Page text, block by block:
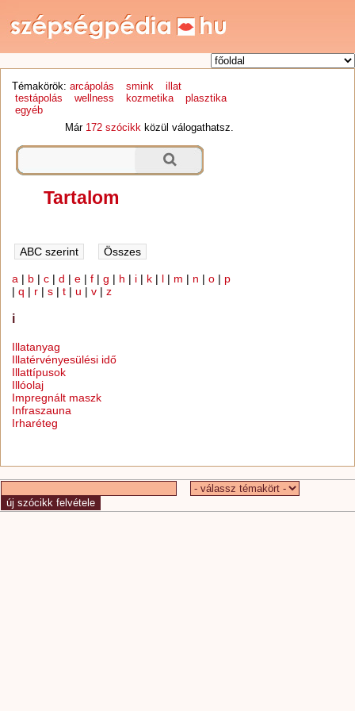
Témakörök: arcápolás smink
illat
testápolás
wellness kozmetika
plasztika
egyéb
Már 172 szócikk közül válogathatsz.
Tartalom
a | b |c |d |e |f |g | h | i | k | l | m | n |o | p
|q | r |s |t |u |v |z
i
Illatanyag
Illatérvényesülési idő
Illattípusok
Illóolaj
Impregnált maszk
Infraszauna
Irharéteg